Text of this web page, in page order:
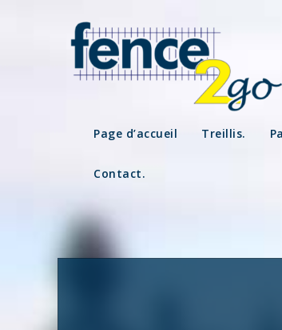
Page d’accueil Treillis.
Contact.